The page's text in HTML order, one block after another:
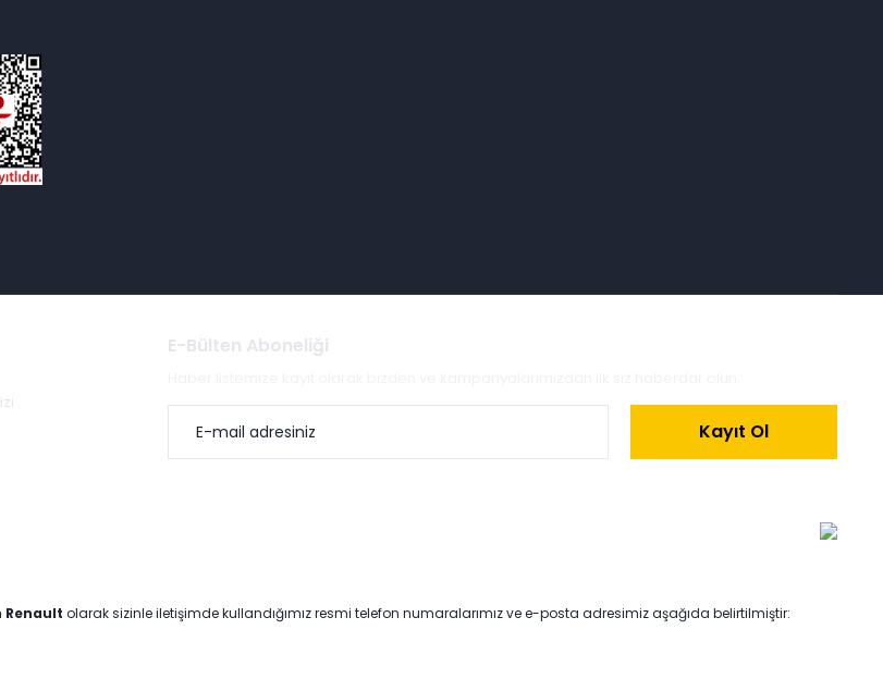
E-Bülten Aboneliği
Kayıt Ol
Renault olarak sizinle iletişimde kullandığımız resmi telefon numaralarımız ve e-posta adresimiz aşağıda belirtilmiştir: